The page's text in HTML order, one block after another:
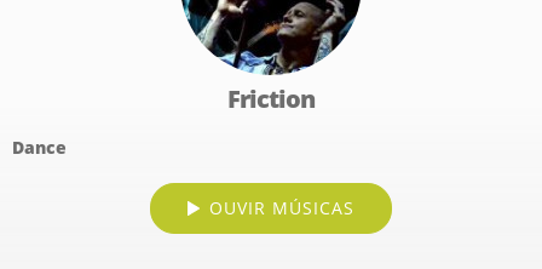
Friction
Dance
OUVIR MÚSICAS